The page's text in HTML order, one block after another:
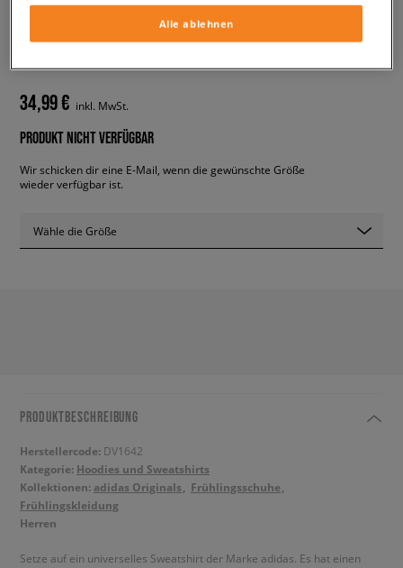
ADIDAS SWEATSHIRT
herren, hoodies und sweatshirts
34,99 € inkl. MwSt.
PRODUKT NICHT VERFÜGBAR
Wir schicken dir eine E-Mail, wenn die gewünschte Größe
wieder verfügbar ist.
Wähle die Größe
PRODUKTBESCHREIBUNG
Herstellercode: DV1642
Kategorie: Hoodies und Sweatshirts
Kollektionen: adidas Originals
Frühlingsschuhe
Frühlingskleidung
Herren
Setze auf ein universelles Sweatshirt der Marke adidas. Es hat einen
Alle ablehnen